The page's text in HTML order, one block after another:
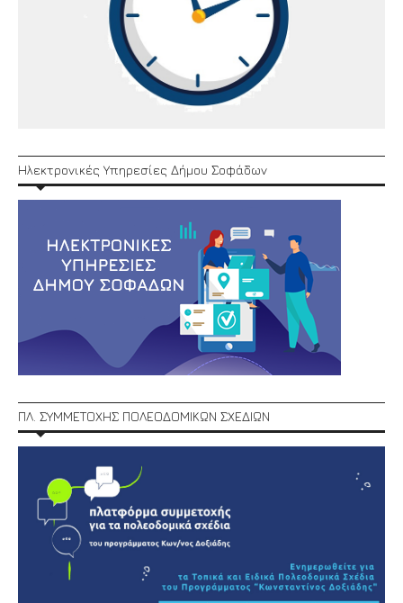
Ηλεκτρονικές Υπηρεσίες Δήμου Σοφάδων
ΠΛ. ΣΥΜΜΕΤΟΧΗΣ ΠΟΛΕΟΔΟΜΙΚΩΝ ΣΧΕΔΙΩΝ